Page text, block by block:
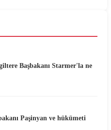
Başbakanı Starmer'la ne
Paşinyan ve hükümeti